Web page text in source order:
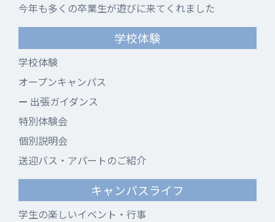
今年も多くの卒業生が遊びに来てくれました
学校体験
学校体験
オープンキャンパス
出張ガイダンス
特別体験会
個別説明会
送迎バス・アパートのご紹介
キャンパスライフ
学生の楽しいイベント・行事